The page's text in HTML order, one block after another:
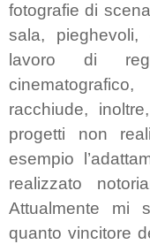
fotografie di
sala, pieghevoli,
lavoro di
racchiude,
progetti non
esempio
realizzato
Attualmente mi
quanto vincitore